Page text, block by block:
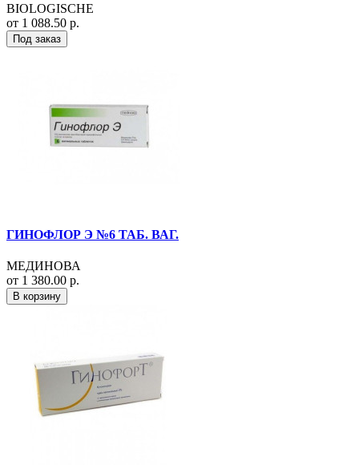
BIOLOGISCHE
от 1 088.50 р.
Под заказ
ГИНОФЛОР Э №6 ТАБ. ВАГ.
МЕДИНОВА
от 1 380.00 р.
В корзину